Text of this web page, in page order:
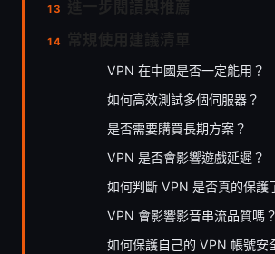
VPN 在中國是否一定能用？
如何高效測試多個伺服器？
是否需要購買長期方案？
VPN 是否會影響遊戲延遲？
如何判斷 VPN 是否真的保護
VPN 會影響影音串流品質嗎？
如何保護自己的 VPN 帳號安